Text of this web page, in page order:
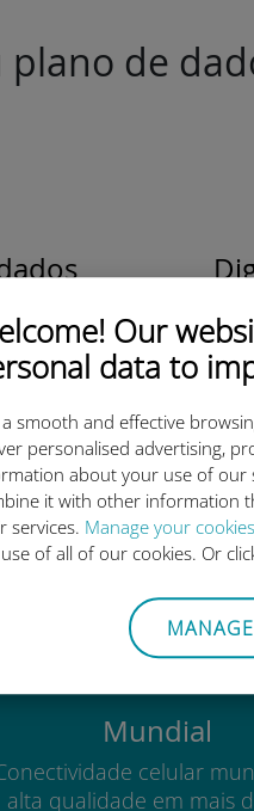
Our
data to
smooth and effective
personalised advertising,
about your use of our
it with other information
services. Manage your cookies
of all of our cookies. Or
MANAGE
plano de
que o eSIM
Mundial
celular
alta qualidade em mais